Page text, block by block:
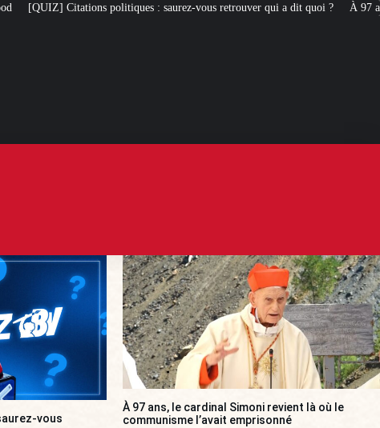
: saurez-vous retrouver qui a dit quoi ? À 97 ans, le cardinal Simoni
vous
À 97 ans, le cardinal Simoni revient là où le
communisme l’avait emprisonné